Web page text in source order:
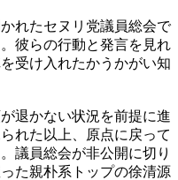
れたセヌリ党議員総会で
彼らの行動と発言を見れ
受け入れたかうかがい知
退かない状況を前提に進
れた以上、原点に戻って
議員総会が非公開に切り
た親朴系トップの徐清源